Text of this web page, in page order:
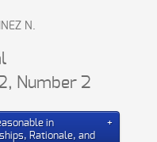
N.
, Number 2
in
Rationale, and